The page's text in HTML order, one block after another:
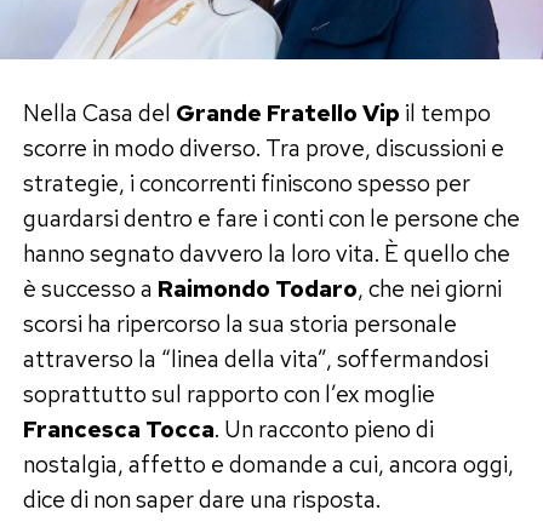
Nella Casa del Grande Fratello Vip il tempo
scorre in modo diverso. Tra prove, discussioni e
strategie, i concorrenti finiscono spesso per
guardarsi dentro e fare i conti con le persone che
hanno segnato davvero la loro vita. È quello che
è successo a Raimondo Todaro, che nei giorni
scorsi ha ripercorso la sua storia personale
attraverso la “linea della vita”, soffermandosi
soprattutto sul rapporto con l’ex moglie
Francesca Tocca. Un racconto pieno di
nostalgia, affetto e domande a cui, ancora oggi,
dice di non saper dare una risposta.